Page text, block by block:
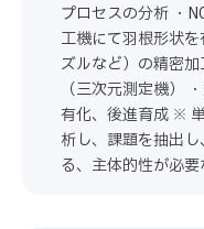
プロセスの分析 ・
工機にて羽根形状
ズルなど）の精密
（三次元測定機）
有化、後進育成 ※
析し、課題を抽出
る、主体的性が必要